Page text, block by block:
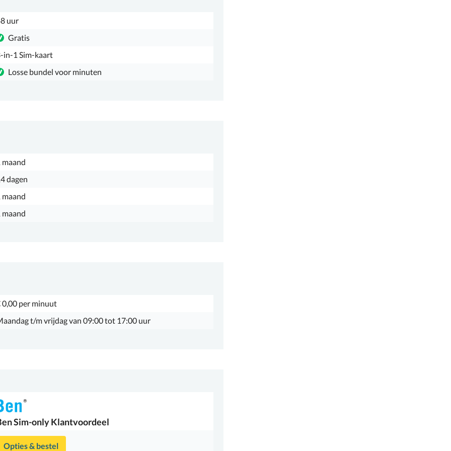
uur
Gratis
in-1 Sim-kaart
Losse bundel voor minuten
maand
dagen
maand
maand
0,00 per minuut
t/m vrijdag van 09:00 tot 17:00 uur
Sim-only Klantvoordeel
Opties & bestel